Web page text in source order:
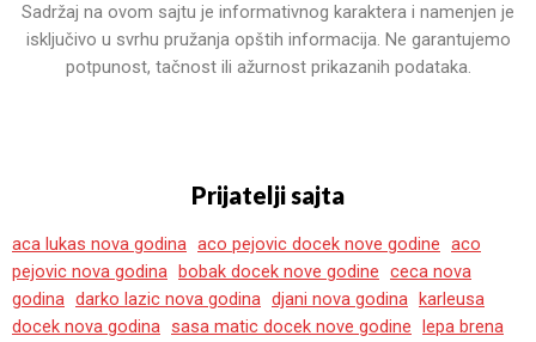
Sadržaj na ovom sajtu je informativnog karaktera i namenjen je
isključivo u svrhu pružanja opštih informacija. Ne garantujemo
potpunost, tačnost ili ažurnost prikazanih podataka.
Prijatelji sajta
aca lukas nova godina aco pejovic docek nove godine aco
pejovic nova godina bobak docek nove godine ceca nova
godina darko lazic nova godina djani nova godina karleusa
docek nova godina sasa matic docek nove godine lepa brena